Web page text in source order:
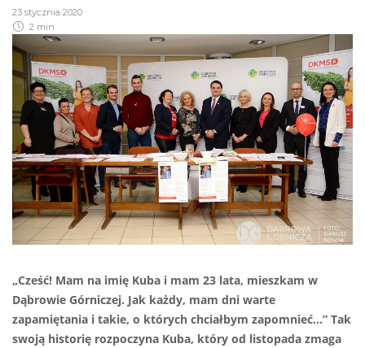
23 stycznia 2020
2 min
„Cześć! Mam na imię Kuba i mam 23 lata, mieszkam w
Dąbrowie Górniczej. Jak każdy, mam dni warte
zapamiętania i takie, o których chciałbym zapomnieć…” Tak
swoją historię rozpoczyna Kuba, który od listopada zmaga